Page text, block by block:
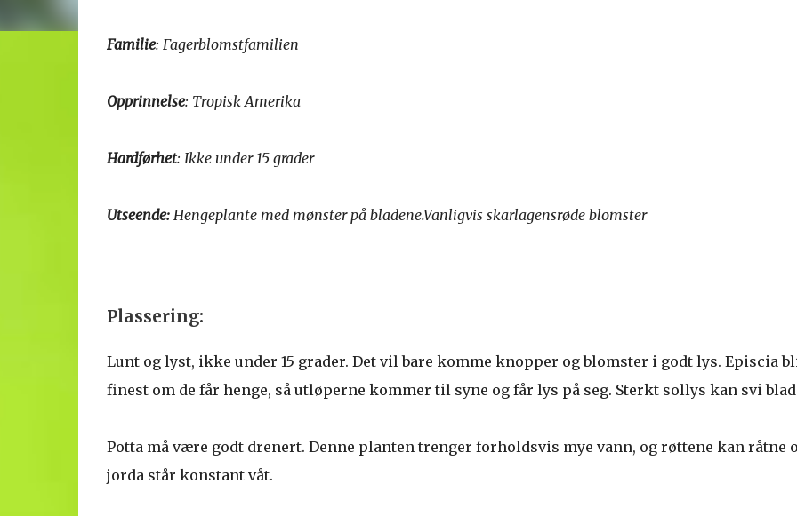
Familie: Fagerblomstfamilien
Opprinnelse: Tropisk Amerika
Hardførhet: Ikke under 15 grader
Utseende:Hengeplante med mønster på bladene.Vanligvis skarlagensrøde blomster
Plassering:
Lunt og lyst, ikke under 15 grader. Det vil bare komme knopper og blomster i godt lys. Episcia
finest om de får henge, så utløperne kommer til syne og får lys på seg. Sterkt sollys kan svi
Potta må være godt drenert. Denne planten trenger forholdsvis mye vann, og røttene kan råtne
jorda står konstant våt.